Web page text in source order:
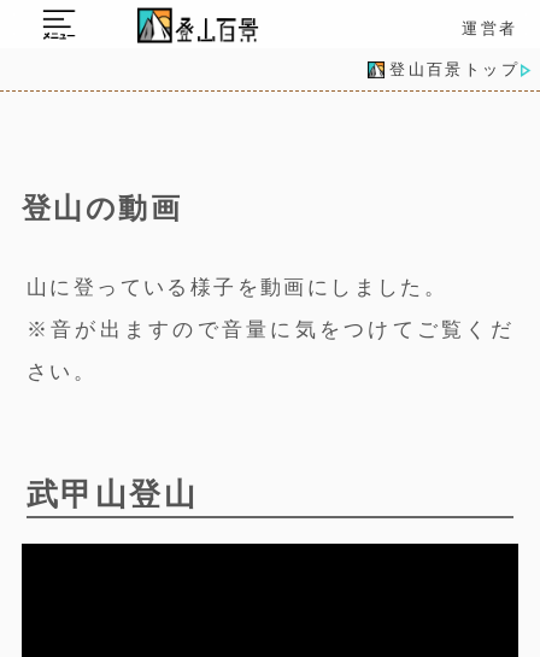
運営者
登山百景トップ
登山の動画
山に登っている様子を動画にしました。
※音が出ますので音量に気をつけてご覧くだ
さい。
武甲山登山